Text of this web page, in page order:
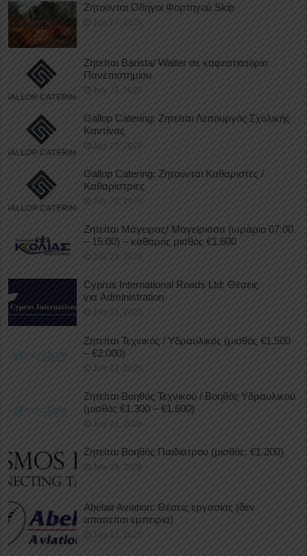
Ζητούνται Οδηγοί Φορτηγού Skip
July 27, 2026
Ζητείται Barista/ Waiter σε καφεστιατόριο
Πανεπιστημίου
July 23, 2026
Gallop Catering: Ζητείται Λειτουργός Σχολικής
Καντίνας
July 23, 2026
Gallop Catering: Ζητούνται Καθαριστές /
Καθαρίστριες
July 23, 2026
Ζητείται Μάγειρας/ Μαγείρισσα (ωράριο 07:00
– 15:00) – καθαρός μισθός €1.600
July 23, 2026
Cyprus International Roads Ltd: Θέσεις
για Administration
July 21, 2026
Ζητείται Τεχνικός / Υδραυλικός (μισθός €1.500
– €2.000)
July 21, 2026
Ζητείται Βοηθός Τεχνικού / Βοηθός Υδραυλικού
(μισθός €1.300 – €1.600)
July 21, 2026
Ζητείται Βοηθός Παιδιάτρου (μισθός: €1.200)
July 18, 2026
Abelair Aviation: Θέσεις εργασίας (δεν
απαιτείται εμπειρία)
July 17, 2026